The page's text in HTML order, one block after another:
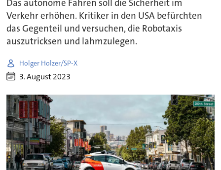
Das autonome Fahren soll die Sicherheit im
Verkehr erhöhen. Kritiker in den USA befürchten
das Gegenteil und versuchen, die Robotaxis
auszutricksen und lahmzulegen.
Holger Holzer/SP-X
3. August 2023